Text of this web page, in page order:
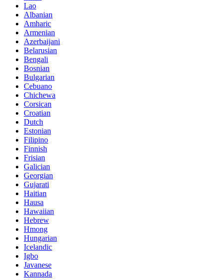
Lao
Albanian
Amharic
Armenian
Azerbaijani
Belarusian
Bengali
Bosnian
Bulgarian
Cebuano
Chichewa
Corsican
Croatian
Dutch
Estonian
Filipino
Finnish
Frisian
Galician
Georgian
Gujarati
Haitian
Hausa
Hawaiian
Hebrew
Hmong
Hungarian
Icelandic
Igbo
Javanese
Kannada